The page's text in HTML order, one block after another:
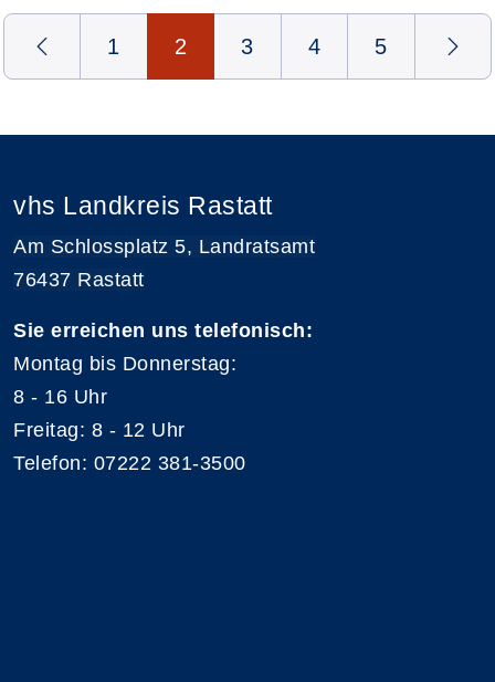
1 2 3 4 5
vhs Landkreis Rastatt
Am Schlossplatz 5, Landratsamt
76437 Rastatt
Sie erreichen uns telefonisch:
Montag bis Donnerstag:
8 - 16 Uhr
Freitag: 8 - 12 Uhr
Telefon: 07222 381-3500